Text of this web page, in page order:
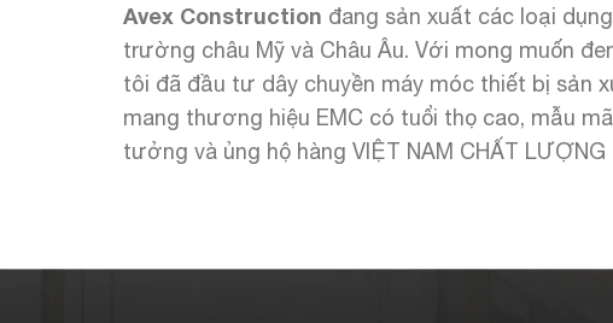
Avex Construction đang sản xuất các loại
trường châu Mỹ và Châu Âu. Với mong muốn
tôi đã đầu tư dây chuyền máy móc thiết bị sản
mang thương hiệu EMC có tuổi thọ cao, mẫu
tưởng và ủng hộ hàng VIỆT NAM CHẤT LƯỢNG